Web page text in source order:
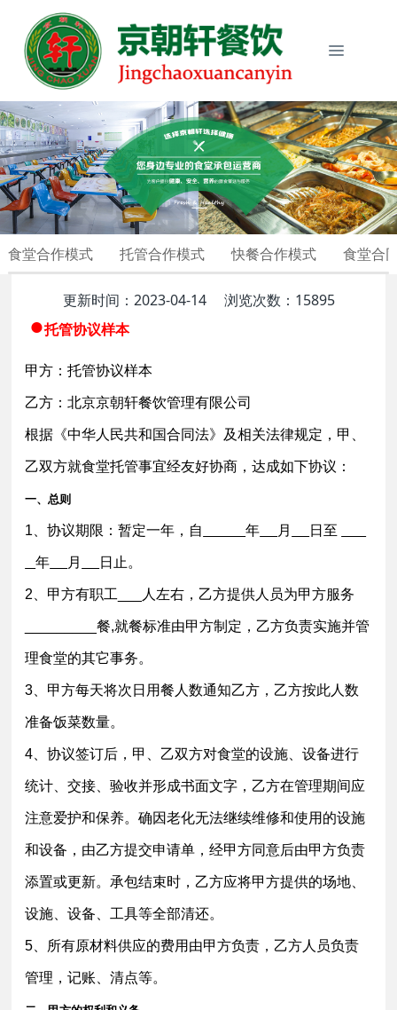
食堂合作模式 托管合作模式 快餐合作模式 食堂合
更新时间：2023-04-14 浏览次数：15895
●托管协议样本
甲方：托管协议样本
乙方：北京京朝轩餐饮管理有限公司
根据《中华人民共和国合同法》及相关法律规定，甲、
乙双方就食堂托管事宜经友好协商，达成如下协议：
一、总则
1、协议期限：暂定一年，自 年 月 日至
年 月 日止。
2、甲方有职工___人左右，乙方提供人员为甲方服务
_________餐,就餐标准由甲方制定，乙方负责实施并管
理食堂的其它事务。
3、甲方每天将次日用餐人数通知乙方，乙方按此人数
准备饭菜数量。
4、协议签订后，甲、乙双方对食堂的设施、设备进行
统计、交接、验收并形成书面文字，乙方在管理期间应
注意爱护和保养。确因老化无法继续维修和使用的设施
和设备，由乙方提交申请单，经甲方同意后由甲方负责
添置或更新。承包结束时，乙方应将甲方提供的场地、
设施、设备、工具等全部清还。
5、所有原材料供应的费用由甲方负责，乙方人员负责
管理，记账、清点等。